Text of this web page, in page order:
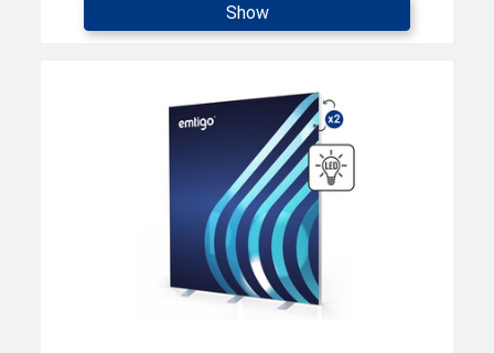
Show